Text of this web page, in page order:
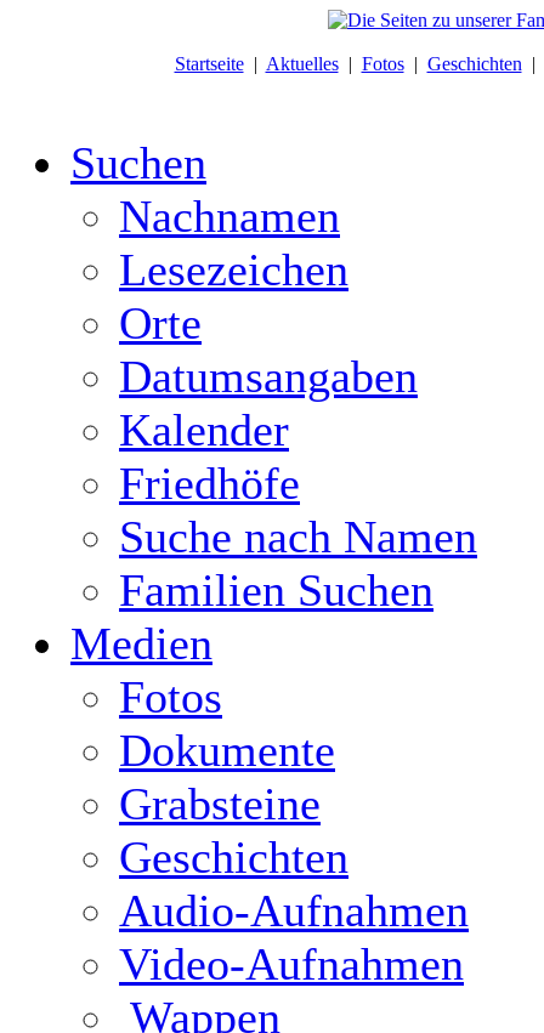
Startseite| Aktuelles| Fotos| Geschichten |
Suchen
Nachnamen
Lesezeichen
Orte
Datumsangaben
Kalender
Friedhöfe
Suche nach Namen
Familien Suchen
Medien
Fotos
Dokumente
Grabsteine
Geschichten
Audio-Aufnahmen
Video-Aufnahmen
Wappen